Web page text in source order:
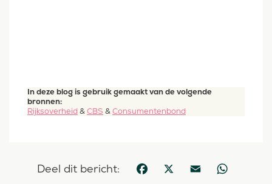
In deze blog is gebruik gemaakt van de volgende
bronnen:
Rijksoverheid&CBS &Consumentenbond
Deel dit bericht: Facebook
X Email WhatsApp